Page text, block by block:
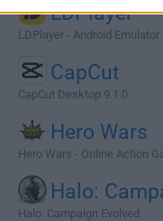
LDPlayer
LDPlayer - Android Emulator
CapCut
CapCut Desktop 9.1.0
Hero Wars
Hero Wars - Online Action
Halo:
Halo: Campaign Evolved